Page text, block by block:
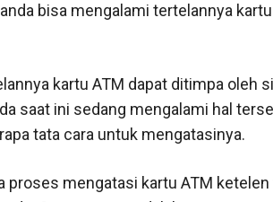
bisa mengalami tertelannya
kartu ATM dapat ditimpa oleh
saat ini sedang mengalami hal
tata cara untuk mengatasinya.
proses mengatasi kartu ATM ketelen